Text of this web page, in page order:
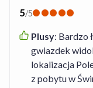
5/5
Plusy: Bardzo
gwiazdek
lokalizacja
z pobytu w